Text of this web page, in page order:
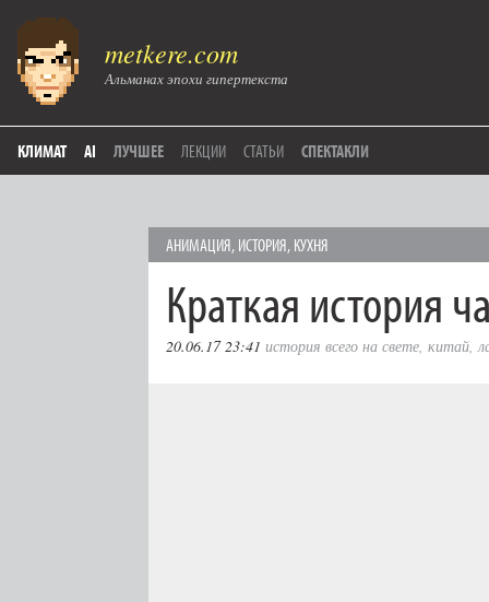
metkere.com
Альманах эпохи гипертекста
КЛИМАТ AI ЛУЧШЕЕ ЛЕКЦИИ СТАТЬИ СПЕКТАКЛИ
АНИМАЦИЯ, ИСТОРИЯ, КУХНЯ
Краткая история
20.06.17 23:41 история всего на свете, китай,